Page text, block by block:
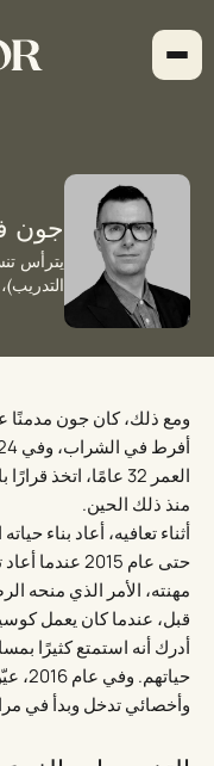
إلى
المحتوى
جون
يترأس
ومع ذلك، كان جون مدمنًا
العمر 32 عامًا،
منذ ذلك الحين.
أثناء تعافيه، أعاد بناء
حتى عام 2015
مهنته، الأمر الذي منحه
قبل، عندما كان يعمل
أدرك أنه استمتع كثيرًا
وأخصائي تدخل وبدأ في